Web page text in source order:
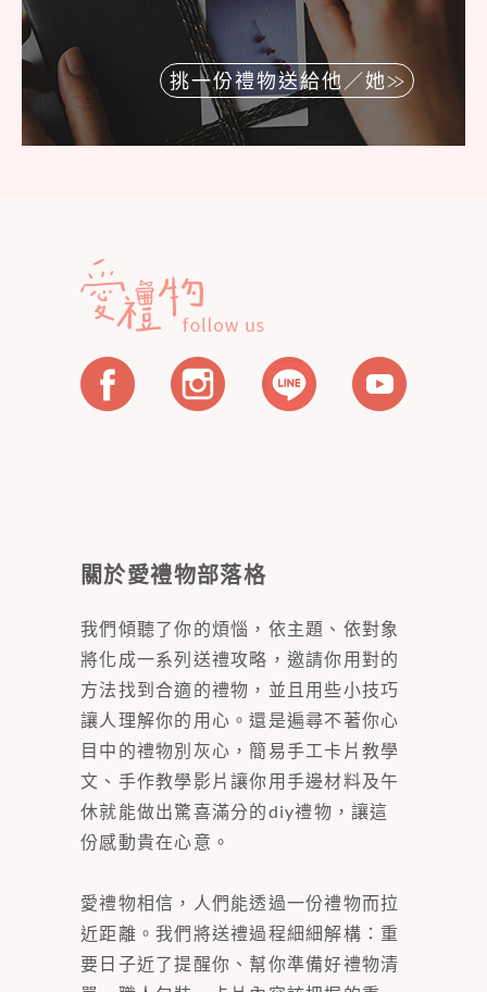
挑一份禮物送給他／她
關於愛禮物部落格
我們傾聽了你的煩惱，依主題、依對象
將化成一系列送禮攻略，邀請你用對的
方法找到合適的禮物，並且用些小技巧
讓人理解你的用心。還是遍尋不著你心
目中的禮物別灰心，簡易手工卡片教學
文、手作教學影片讓你用手邊材料及午
休就能做出驚喜滿分的diy禮物，讓這
份感動貴在心意。
愛禮物相信，人們能透過一份禮物而拉
近距離。我們將送禮過程細細解構：重
要日子近了提醒你、幫你準備好禮物清